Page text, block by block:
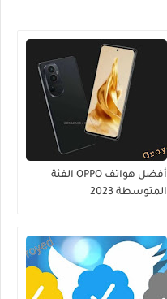
أفضل هواتف OPPO الفئة
المتوسطة 2023